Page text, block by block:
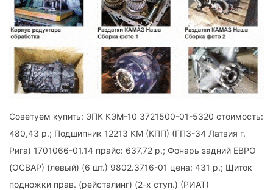
Советуем купить: ЭПК КЭМ-10 3721500-01-5320 стоимость:
480,43 р.; Подшипник 12213 КМ (КПП) (ГПЗ-34 Латвия г.
Рига) 1701066-01.14 прайс: 637,72 р.; Фонарь задний ЕВРО
(ОСВАР) (левый) (6 шт.) 9802.3716-01 цена: 431 р.; Щиток
подножки прав. (рейсталинг) (2-х ступ.) (РИАТ)